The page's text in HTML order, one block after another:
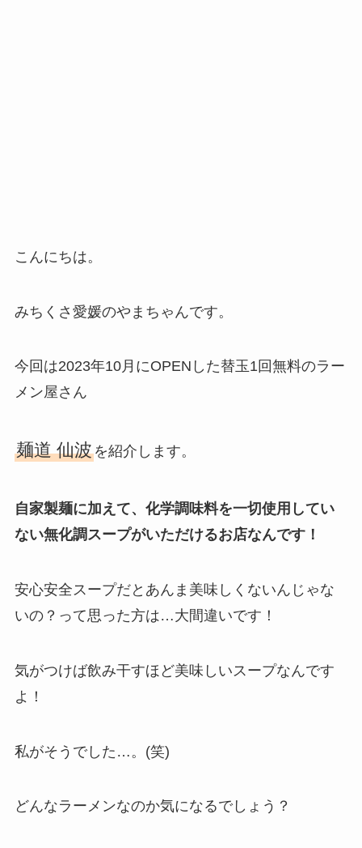
こんにちは。
みちくさ愛媛のやまちゃんです。
今回は2023年10月にOPENした替玉1回無料のラー
メン屋さん
麺道 仙波を紹介します。
自家製麺に加えて、化学調味料を一切使用してい
ない無化調スープがいただけるお店なんです！
安心安全スープだとあんま美味しくないんじゃな
いの？って思った方は…大間違いです！
気がつけば飲み干すほど美味しいスープなんです
よ！
私がそうでした…。(笑)
どんなラーメンなのか気になるでしょう？